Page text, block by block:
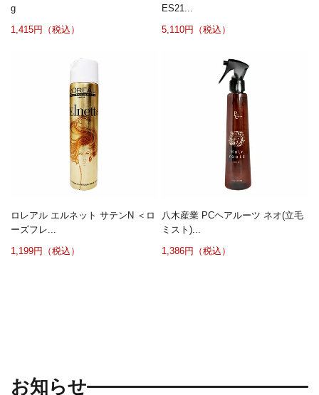
g
1,415円（税込）
ES21...
5,110円（税込）
ロレアル エルネット サテンN ＜ロ
ーズフレ...
1,199円（税込）
八木産業 PCヘアルーツ ネオ(立毛
ミスト)...
1,386円（税込）
お知らせ